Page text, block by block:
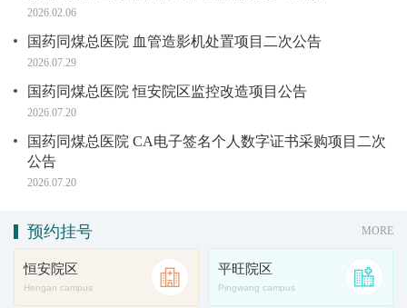
2026.02.06
国药同煤总医院 血管造影机处置项目二次公告
2026.07.29
国药同煤总医院 恒安院区监控改造项目公告
2026.07.20
国药同煤总医院 CA电子签名个人数字证书采购项目二次
公告
2026.07.20
预约挂号 MORE
恒安院区
Hengan campus
平旺院区
Pingwang campus